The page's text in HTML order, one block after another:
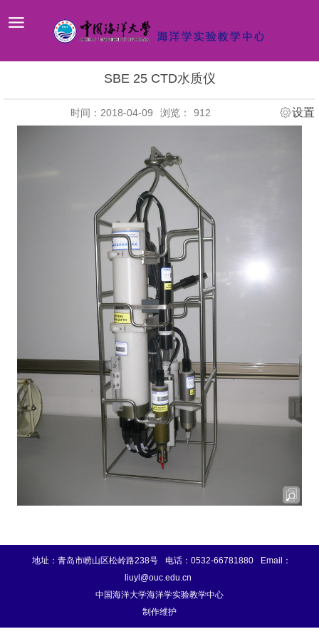
SBE 25 CTD水质仪
时间：2018-04-09 浏览： 912 设置
地址：青岛市崂山区松岭路238号 电话：0532-66781880
Email：
liuyl@ouc.edu.cn
中国海洋大学海洋学实验教学中心
制作维护